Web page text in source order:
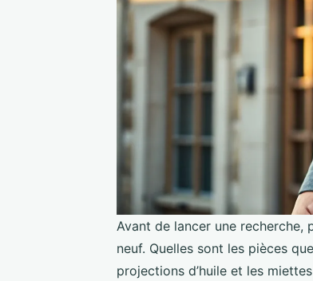
Avant de lancer une
neuf. Quelles sont les pièces
projections d’huile et les